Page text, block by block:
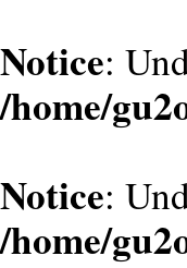
Notice:
/home/
Notice:
/home/